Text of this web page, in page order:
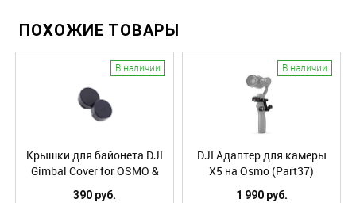
ПОХОЖИЕ ТОВАРЫ
В наличии
Крышки для байонета DJI
Gimbal Cover for OSMO &
Inspire 1 (Part39)
390 руб.
В наличии
DJI Адаптер для камеры
X5 на Osmo (Part37)
1 990 руб.